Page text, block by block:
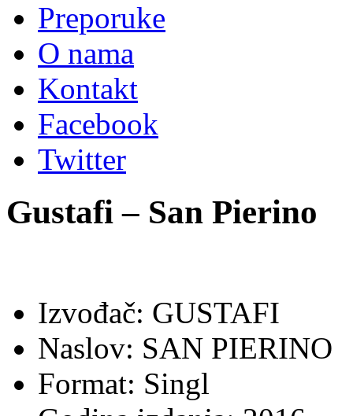
Preporuke
O nama
Kontakt
Facebook
Twitter
Gustafi – San Pierino
Izvođač: GUSTAFI
Naslov: SAN PIERINO
Format: Singl